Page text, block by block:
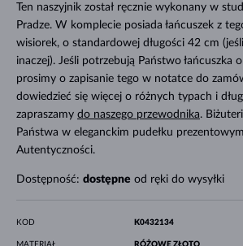
Ten naszyjnik został ręcznie wykonany w
Pradze. W komplecie posiada łańcuszek z
wisiorek, o standardowej długości 42 cm
inaczej). Jeśli potrzebują Państwo łańcuszka
prosimy o zapisanie tego w notatce do
dowiedzieć się więcej o różnych typach i
zapraszamy do naszego przewodnika.
Państwa w eleganckim pudełku
Autentyczności.
Dostępność: dostępne od ręki do wysyłki
KOD K0432134
MATERIAŁ
RÓŻOWE ZŁOTO